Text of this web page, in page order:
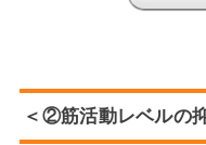
＜②筋活動レベルの